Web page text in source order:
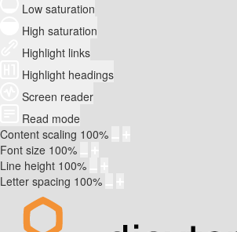
Low saturation
High saturation
Highlight links
Highlight headings
Screen reader
Read mode
Content scaling 100%
Font size 100%
Line height 100%
Letter spacing 100%